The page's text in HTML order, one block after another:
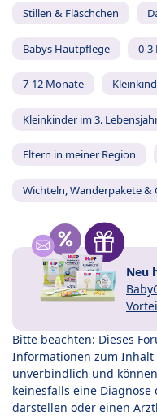
Stillen & Fläschchen
Babys Hautpflege 0-3
7-12 Monate
Kleinkinder im 3.
Eltern in meiner Region
Wichteln, Wanderpakete &
Neu
Bitte beachten: Dieses
Informationen zum Inhalt
unverbindlich und
keinesfalls eine
darstellen oder einen